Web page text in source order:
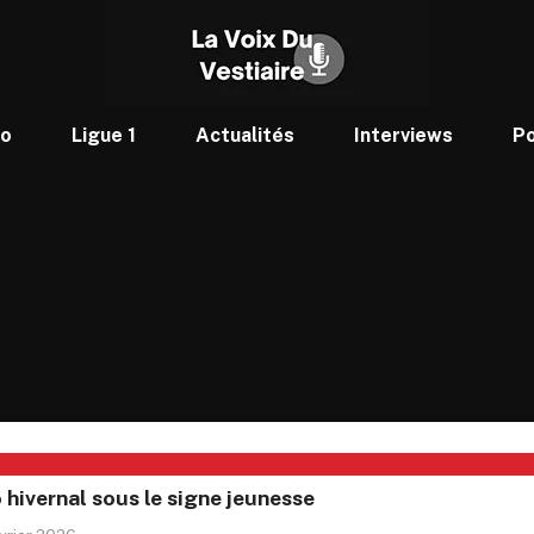
Ligue 1 Actualités Interviews
hivernal sous le signe jeunesse